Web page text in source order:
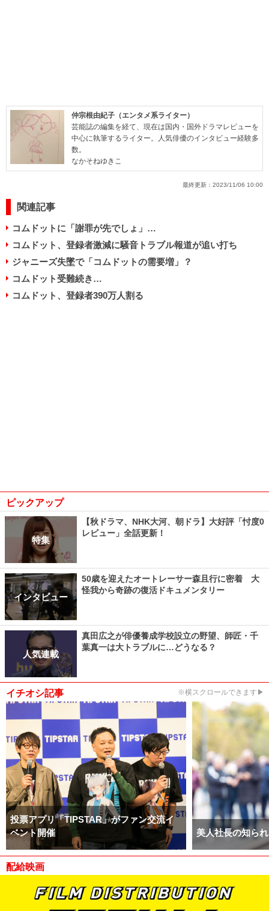
仲宗根由紀子（エンタメ系ライター）
芸能誌の編集を経て、現在は国内・国外ドラマレビューを
中心に執筆するライター。人気俳優のインタビュー経験多
数。
なかそねゆきこ
最終更新： 2023/11/06 10:00
関連記事
コムドットに「謝罪が先でしょ」…
コムドット、登録者激減に騒音トラブル報道が追い打ち
ジャニーズ失墜で「コムドットの需要増」？
コムドット受難続き…
コムドット、登録者390万人割る
ピックアップ
特集
【秋ドラマ、NHK大河、朝ドラ】大好評「忖度0
レビュー」全話更新！
インタビュー
50歳を迎えたオートレーサー森且行に密着 大
怪我から奇跡の復活ドキュメンタリー
人気連載
真田広之が俳優養成学校設立の野望、師匠・千
葉真一は大トラブルに…どうなる？
イチオシ記事 ※横スクロールできます▶
投票アプリ「TIPSTAR」がファン交流イ
ベント開催
美人社長の知ら
配給映画